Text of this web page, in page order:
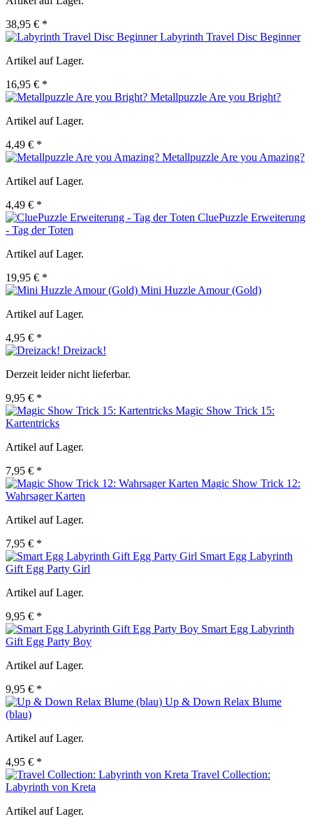
38,95 € *
Labyrinth Travel Disc Beginner
Artikel auf Lager.
16,95 € *
Metallpuzzle Are you Bright?
Artikel auf Lager.
4,49 € *
Metallpuzzle Are you Amazing?
Artikel auf Lager.
4,49 € *
CluePuzzle Erweiterung
- Tag der Toten
Artikel auf Lager.
19,95 € *
Mini Huzzle Amour (Gold)
Artikel auf Lager.
4,95 € *
Dreizack!
Derzeit leider nicht lieferbar.
9,95 € *
Magic Show Trick 15:
Kartentricks
Artikel auf Lager.
7,95 € *
Magic Show Trick 12:
Wahrsager Karten
Artikel auf Lager.
7,95 € *
Smart Egg Labyrinth
Gift Egg Party Girl
Artikel auf Lager.
9,95 € *
Smart Egg Labyrinth
Gift Egg Party Boy
Artikel auf Lager.
9,95 € *
Up & Down Relax Blume
(blau)
Artikel auf Lager.
4,95 € *
Travel Collection:
Labyrinth von Kreta
Artikel auf Lager.